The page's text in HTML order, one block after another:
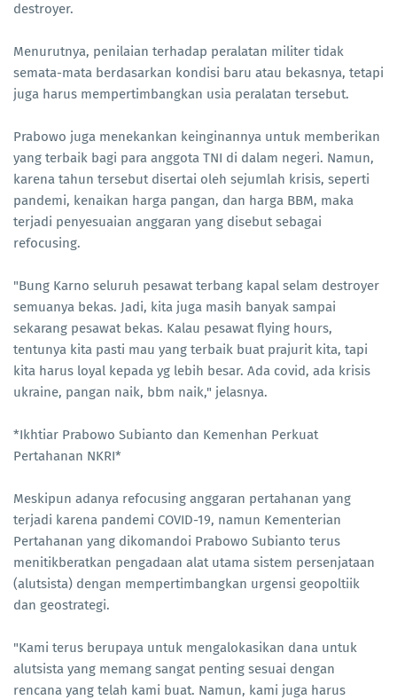
destroyer.
Menurutnya, penilaian terhadap peralatan militer tidak
semata-mata berdasarkan kondisi baru atau bekasnya, tetapi
juga harus mempertimbangkan usia peralatan tersebut.
Prabowo juga menekankan keinginannya untuk memberikan
yang terbaik bagi para anggota TNI di dalam negeri. Namun,
karena tahun tersebut disertai oleh sejumlah krisis, seperti
pandemi, kenaikan harga pangan, dan harga BBM, maka
terjadi penyesuaian anggaran yang disebut sebagai
refocusing.
"Bung Karno seluruh pesawat terbang kapal selam destroyer
semuanya bekas. Jadi, kita juga masih banyak sampai
sekarang pesawat bekas. Kalau pesawat flying hours,
tentunya kita pasti mau yang terbaik buat prajurit kita, tapi
kita harus loyal kepada yg lebih besar. Ada covid, ada krisis
ukraine, pangan naik, bbm naik," jelasnya.
*Ikhtiar Prabowo Subianto dan Kemenhan Perkuat
Pertahanan NKRI*
Meskipun adanya refocusing anggaran pertahanan yang
terjadi karena pandemi COVID-19, namun Kementerian
Pertahanan yang dikomandoi Prabowo Subianto terus
menitikberatkan pengadaan alat utama sistem persenjataan
(alutsista) dengan mempertimbangkan urgensi geopoltiik
dan geostrategi.
"Kami terus berupaya untuk mengalokasikan dana untuk
alutsista yang memang sangat penting sesuai dengan
rencana yang telah kami buat. Namun, kami juga harus